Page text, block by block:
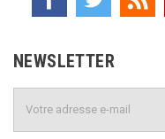
NEWSLETTER